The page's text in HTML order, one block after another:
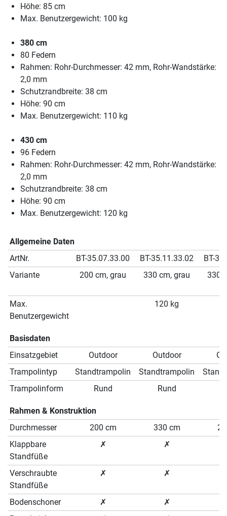
Höhe: 85 cm
Max. Benutzergewicht: 100 kg
380 cm
80 Federn
Rahmen: Rohr-Durchmesser: 42 mm, Rohr-Wandstärke:
2,0 mm
Schutzrandbreite: 38 cm
Höhe: 90 cm
Max. Benutzergewicht: 110 kg
430 cm
96 Federn
Rahmen: Rohr-Durchmesser: 42 mm, Rohr-Wandstärke:
2,0 mm
Schutzrandbreite: 38 cm
Höhe: 90 cm
Max. Benutzergewicht: 120 kg
Allgemeine Daten
ArtNr.
BT-35.07.33.00 BT-35.11.33.02
BT-
Variante
200 cm, grau 330 cm, grau 330
Max.
Benutzergewicht
120 kg
Basisdaten
Einsatzgebiet
Outdoor Outdoor
Trampolintyp
Standtrampolin Standtrampolin
Trampolinform
Rund Rund
Rahmen & Konstruktion
Durchmesser
200 cm 330 cm
Klappbare
Standfüße
✗ ✗
Verschraubte
Standfüße
✗ ✗
Bodenschoner ✗
✗